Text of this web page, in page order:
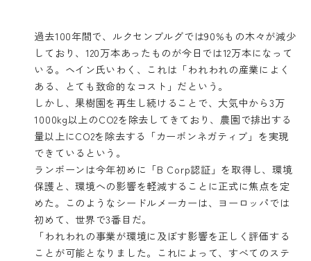
過去100年間で、ルクセンブルグでは90%もの木々が減少
しており、120万本あったものが今日では12万本になって
いる。ヘイン氏いわく、これは「われわれの産業によく
ある、とても致命的なコスト」だという。
しかし、果樹園を再生し続けることで、大気中から3万
1000kg以上のCO2を除去してきており、農園で排出する
量以上にCO2を除去する「カーボンネガティブ」を実現
できているという。
ランボーンは今年初めに「B Corp認証」を取得し、環境
保護と、環境への影響を軽減することに正式に焦点を定
めた。このようなシードルメーカーは、ヨーロッパでは
初めて、世界で3番目だ。
「われわれの事業が環境に及ぼす影響を正しく評価する
ことが可能となりました。これによって、すべてのステ